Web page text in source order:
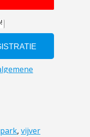
park, vijver